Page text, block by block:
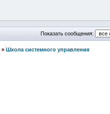
Показать сообщения:
» Школа системного управления